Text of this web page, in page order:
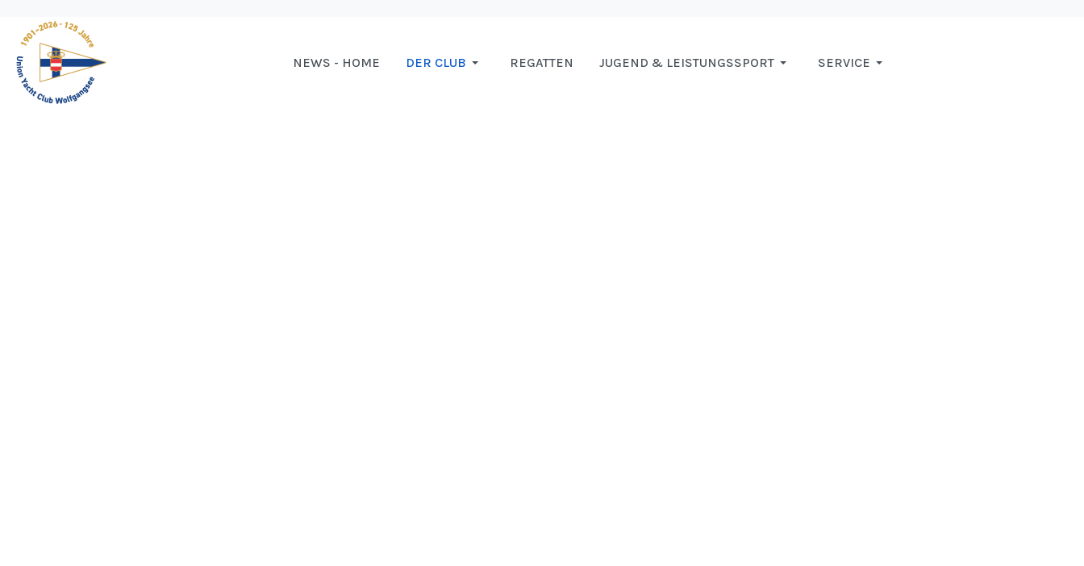
NEWS - HOME DER CLUB REGATTEN JUGEND & LEISTUNGSSPORT SERVICE